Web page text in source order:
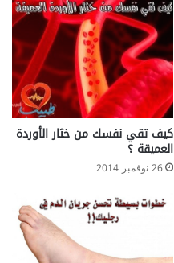
كيف تقي نفسك من خثار الأوردة
العميقة ؟
26 نوفمبر 2014